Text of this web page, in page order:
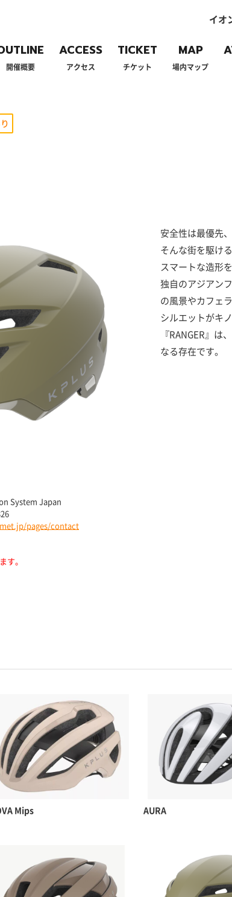
イオ
開催概要
ACCESS
アクセス
TICKET
チケット
MAP
場内マップ
安全性は最優先
そんな街を駆け
スマートな造形
独自のアジアン
の風景やカフェ
シルエットがキ
『RANGER』
なる存在です。
System Japan
pages/contact
す。
Mips AURA